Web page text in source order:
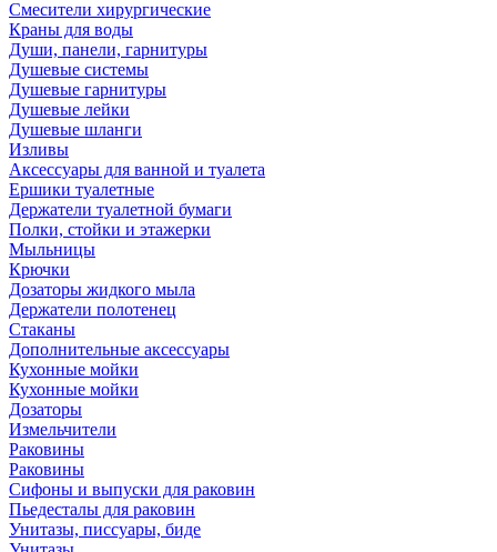
Смесители хирургические
Краны для воды
Души, панели, гарнитуры
Душевые системы
Душевые гарнитуры
Душевые лейки
Душевые шланги
Изливы
Аксессуары для ванной и туалета
Ершики туалетные
Держатели туалетной бумаги
Полки, стойки и этажерки
Мыльницы
Крючки
Дозаторы жидкого мыла
Держатели полотенец
Стаканы
Дополнительные аксессуары
Кухонные мойки
Кухонные мойки
Дозаторы
Измельчители
Раковины
Раковины
Сифоны и выпуски для раковин
Пьедесталы для раковин
Унитазы, писсуары, биде